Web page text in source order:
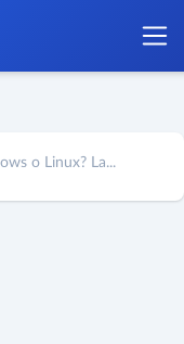
o Linux? La...